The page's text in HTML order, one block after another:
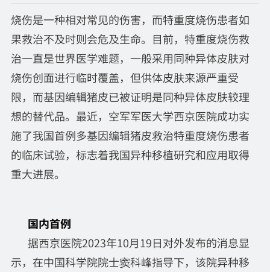
烧伤是一种相对常见的伤害，而特重度烧伤患者如
果救治不及时则会危及生命。目前，特重度烧伤救
治一直是世界医学难题，一般采用同种异体皮肤对
烧伤创面进行临时覆盖，但供体皮肤来源严重受
限，而基因编辑猪皮已被证明是同种异体皮肤较理
想的替代品。最近，空军军医大学西京医院成功实
施了我国首例多基因编辑猪皮救治特重度烧伤患者
的临床试验，标志着我国异种移植研究和应用取得
重大进展。
国内首例
据西京医院2023年10月19日对外发布的消息显
示，在中国科学院院士窦科峰指导下，该院异种移